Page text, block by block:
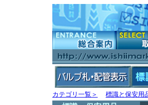
カテゴリ一覧＞ 標識と保安用